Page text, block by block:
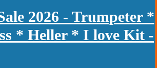
2026 - Trumpeter *
* Heller * I love Kit -